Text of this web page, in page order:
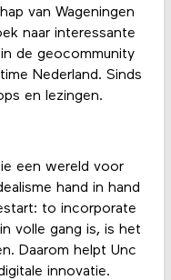
van Wageningen
naar interessante
de geocommunity
Nederland. Sinds
en lezingen.
een wereld voor
hand in hand
to incorporate
volle gang is, is het
Daarom helpt Unc
innovatie.